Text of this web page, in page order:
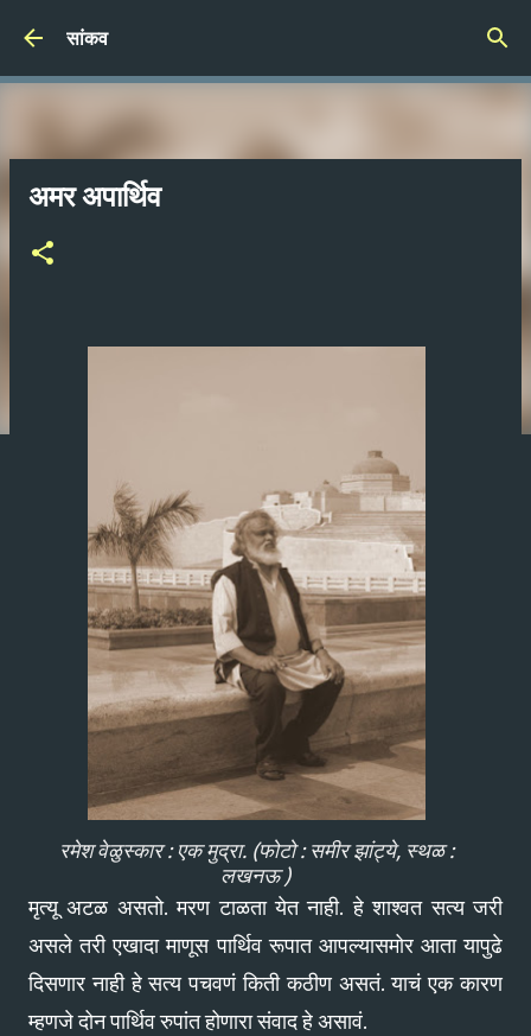
सांकव
अमर अपार्थिव
रमेश वेळुस्कार : एक मुद्रा. (फोटो : समीर झांट्ये, स्थळ :
लखनऊ )
मृत्यू अटळ असतो. मरण टाळता येत नाही. हे शाश्वत सत्य जरी
असले तरी एखादा माणूस पार्थिव रूपात आपल्यासमोर आता यापुढे
दिसणार नाही हे सत्य पचवणं किती कठीण असतं. याचं एक कारण
म्हणजे दोन पार्थिव रुपांत होणारा संवाद हे असावं.